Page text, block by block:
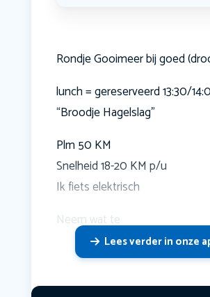
Rondje Gooimeer bij goed
lunch = gereserveerd 13:30/
“Broodje Hagelslag”
Plm 50 KM
Snelheid 18-20 KM p/u
Ik fiets elektrisch
Neem wat te
Lees verder in onze